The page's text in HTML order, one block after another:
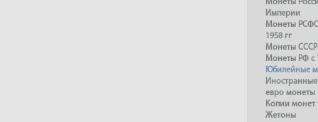
Монеты
Империи
Монеты
1958 гг
Монеты СССР
Монеты РФ с
Юбилейные
евро монеты
Копии монет
Жетоны